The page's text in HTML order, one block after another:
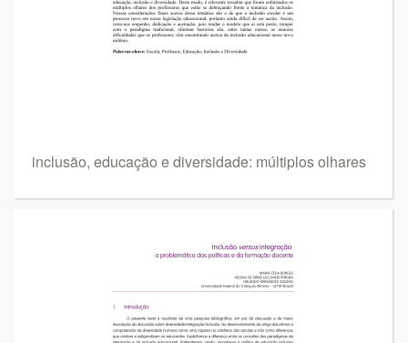
inclusão, educação e diversidade: múltiplos olhares